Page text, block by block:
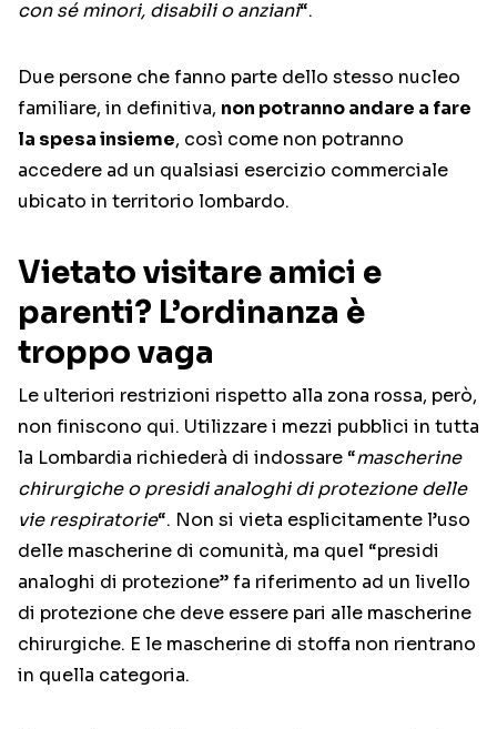
con sé minori, disabili o anziani“.
Due persone che fanno parte dello stesso nucleo
familiare, in definitiva, non potranno andare a fare
la spesa insieme, così come non potranno
accedere ad un qualsiasi esercizio commerciale
ubicato in territorio lombardo.
Vietato visitare amici e
parenti? L’ordinanza è
troppo vaga
Le ulteriori restrizioni rispetto alla zona rossa, però,
non finiscono qui. Utilizzare i mezzi pubblici in tutta
la Lombardia richiederà di indossare “mascherine
chirurgiche o presidi analoghi di protezione delle
vie respiratorie“. Non si vieta esplicitamente l’uso
delle mascherine di comunità, ma quel “presidi
analoghi di protezione” fa riferimento ad un livello
di protezione che deve essere pari alle mascherine
chirurgiche. E le mascherine di stoffa non rientrano
in quella categoria.